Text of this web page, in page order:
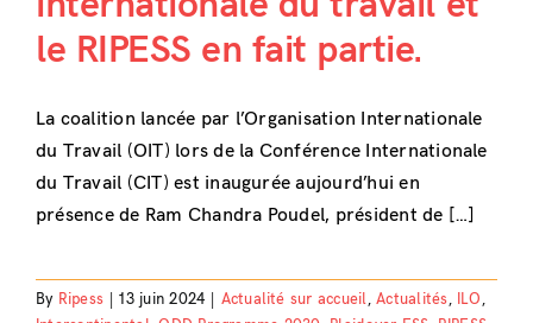
le RIPESS en fait partie.
La coalition lancée par l’Organisation Internationale
du Travail (OIT) lors de la Conférence Internationale
du Travail (CIT) est inaugurée aujourd’hui en
présence de Ram Chandra Poudel, président de […]
By Ripess | 13 juin 2024 | Actualité sur accueil,Actualités, ILO,